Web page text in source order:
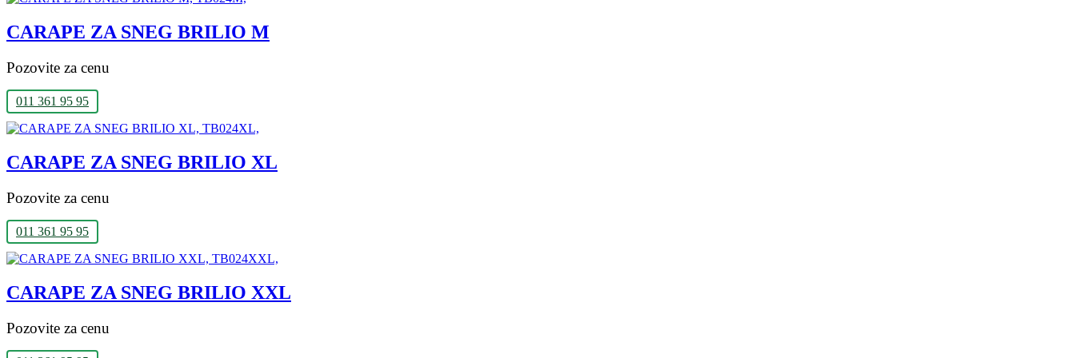
CARAPE ZA SNEG BRILIO M
Pozovite za cenu
011 361 95 95
CARAPE ZA SNEG BRILIO XL
Pozovite za cenu
011 361 95 95
CARAPE ZA SNEG BRILIO XXL
Pozovite za cenu